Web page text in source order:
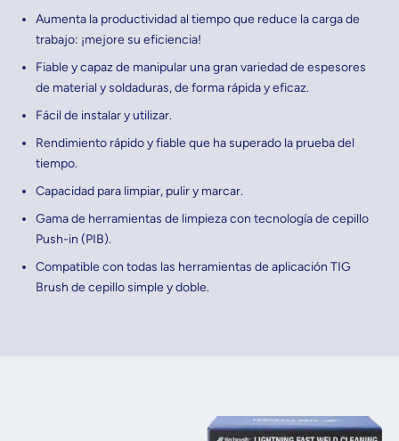
Aumenta la productividad al tiempo que reduce la carga de
trabajo: ¡mejore su eficiencia!
Fiable y capaz de manipular una gran variedad de espesores
de material y soldaduras, de forma rápida y eficaz.
Fácil de instalar y utilizar.
Rendimiento rápido y fiable que ha superado la prueba del
tiempo.
Capacidad para limpiar, pulir y marcar.
Gama de herramientas de limpieza con tecnología de cepillo
Push-in (PIB).
Compatible con todas las herramientas de aplicación TIG
Brush de cepillo simple y doble.